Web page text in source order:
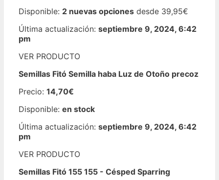
Disponible: 2 nuevas opciones desde 39,95€
Última actualización: septiembre 9, 2024, 6:42
pm
VER PRODUCTO
Semillas Fitó Semilla haba Luz de Otoño precoz
Precio: 14,70€
Disponible: en stock
Última actualización: septiembre 9, 2024, 6:42
pm
VER PRODUCTO
Semillas Fitó 155 155 - Césped Sparring